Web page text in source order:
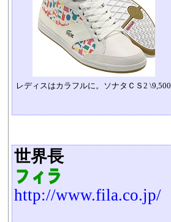
レディスはカラフルに。ソナタＣＳ2 \9,500
世界長
http://www.fila.co.jp/